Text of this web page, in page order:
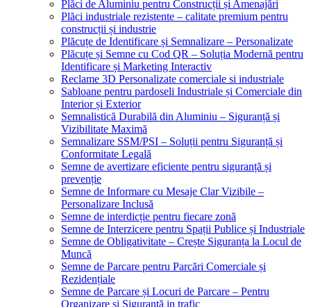
Plăci de Aluminiu pentru Construcții și Amenajări
Plăci industriale rezistente – calitate premium pentru
construcții și industrie
Plăcuțe de Identificare și Semnalizare – Personalizate
Plăcuțe și Semne cu Cod QR – Soluția Modernă pentru
Identificare și Marketing Interactiv
Reclame 3D Personalizate comerciale si industriale
Sabloane pentru pardoseli Industriale și Comerciale din
Interior și Exterior
Semnalistică Durabilă din Aluminiu – Siguranță și
Vizibilitate Maximă
Semnalizare SSM/PSI – Soluții pentru Siguranță și
Conformitate Legală
Semne de avertizare eficiente pentru siguranță și
prevenție
Semne de Informare cu Mesaje Clar Vizibile –
Personalizare Inclusă
Semne de interdicție pentru fiecare zonă
Semne de Interzicere pentru Spații Publice și Industriale
Semne de Obligativitate – Crește Siguranța la Locul de
Muncă
Semne de Parcare pentru Parcări Comerciale și
Rezidențiale
Semne de Parcare și Locuri de Parcare – Pentru
Organizare și Siguranță in trafic